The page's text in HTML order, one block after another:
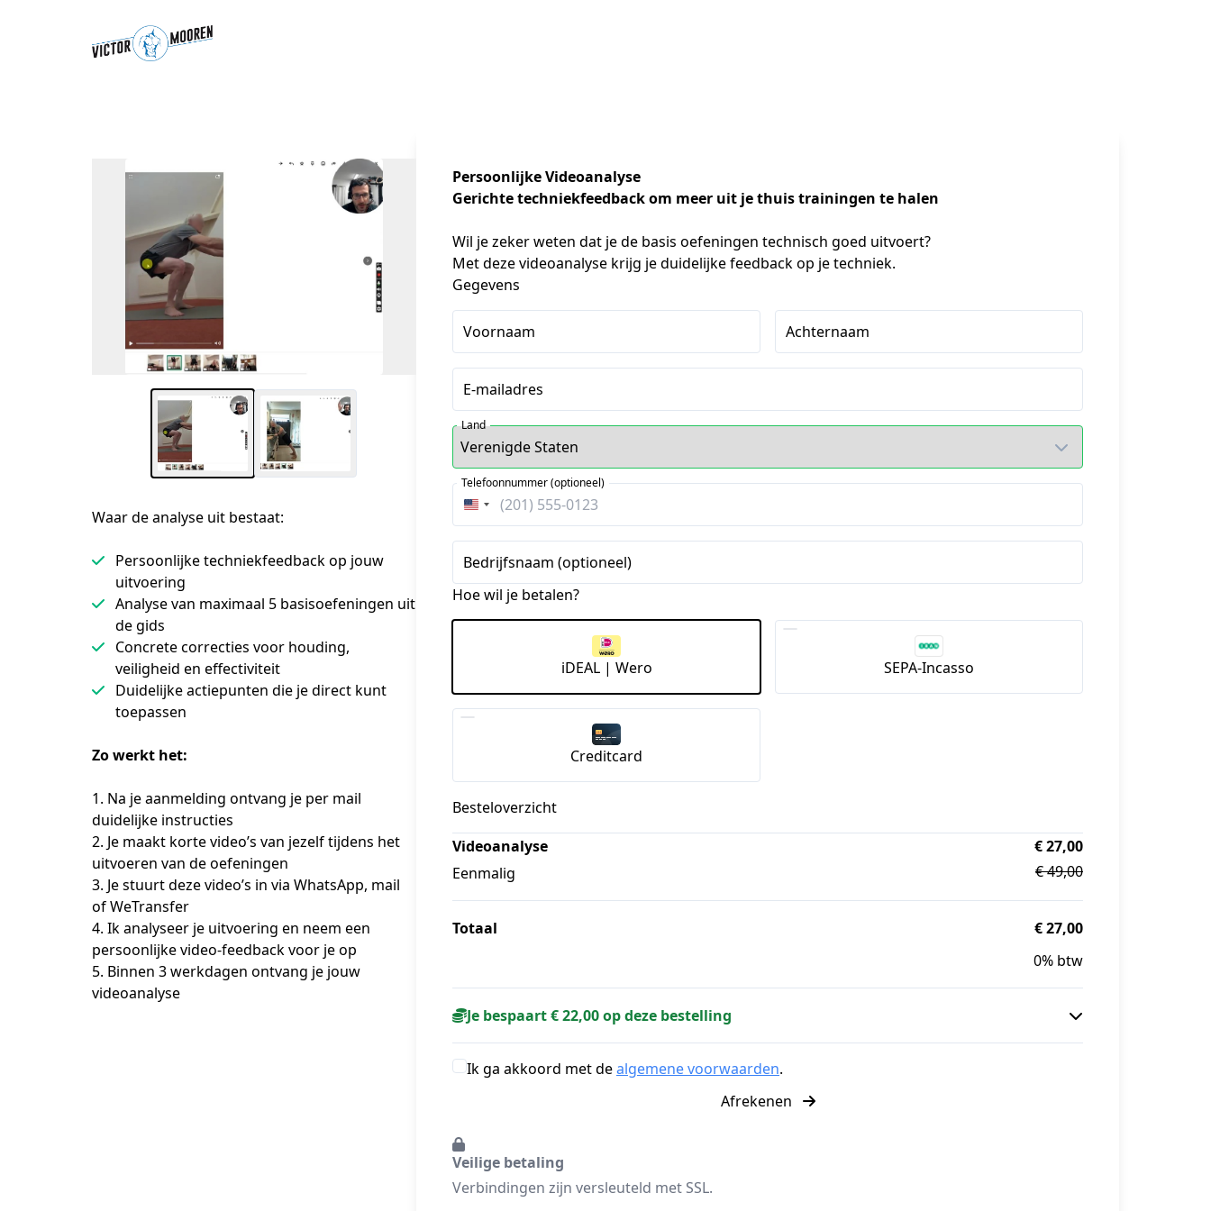
Waar de analyse uit bestaat:
Persoonlijke techniekfeedback op jouw
uitvoering
Analyse van maximaal 5 basisoefeningen uit
de gids
Concrete correcties voor houding,
veiligheid en effectiviteit
Duidelijke actiepunten die je direct kunt
toepassen
Zo werkt het:
1. Na je aanmelding ontvang je per mail
duidelijke instructies
2. Je maakt korte video’s van jezelf tijdens het
uitvoeren van de oefeningen
3. Je stuurt deze video’s in via WhatsApp, mail
of WeTransfer
4. Ik analyseer je uitvoering en neem een
persoonlijke video-feedback voor je op
5. Binnen 3 werkdagen ontvang je jouw
videoanalyse
Persoonlijke Videoanalyse
Gerichte techniekfeedback om meer uit je thuis trainingen te halen
Wil je zeker weten dat je de basis oefeningen technisch goed uitvoert?
Met deze videoanalyse krijg je duidelijke feedback op je techniek.
Gegevens
Voornaam Achternaam
E-mailadres
Land
Verenigde
Staten
+1
Telefoonnummer (optioneel)
Bedrijfsnaam (optioneel)
Hoe wil je betalen?
iDEAL | Wero SEPA-Incasso
Creditcard
Besteloverzicht
Videoanalyse
Eenmalig
€ 27,00
€ 49,00
Totaal
€ 27,00
0% btw
Je bespaart € 22,00 op deze bestelling
Ik ga akkoord met dealgemene voorwaarden.
Afrekenen
Veilige betaling
Verbindingen zijn versleuteld met SSL.